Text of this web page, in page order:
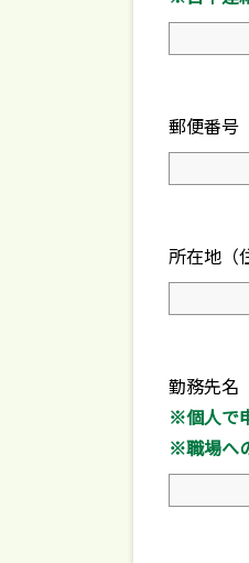
郵便番号
所在地（
勤務先名
※個人で
※職場へ